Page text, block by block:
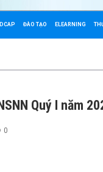
ĐÀO TẠO ELEARNING
Quý I năm
0